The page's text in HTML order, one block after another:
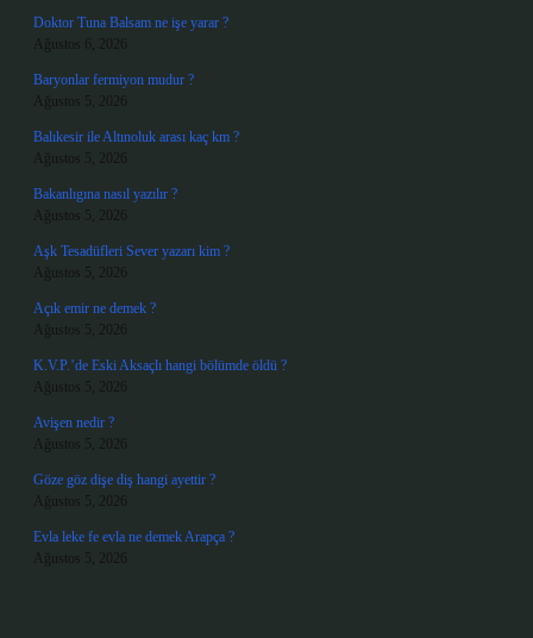
Doktor Tuna Balsam ne işe yarar ?
Ağustos 6, 2026
Baryonlar fermiyon mudur ?
Ağustos 5, 2026
Balıkesir ile Altınoluk arası kaç km ?
Ağustos 5, 2026
Bakanlıgına nasıl yazılır ?
Ağustos 5, 2026
Aşk Tesadüfleri Sever yazarı kim ?
Ağustos 5, 2026
Açık emir ne demek ?
Ağustos 5, 2026
K.V.P.’de Eski Aksaçlı hangi bölümde öldü ?
Ağustos 5, 2026
Avişen nedir ?
Ağustos 5, 2026
Göze göz dişe diş hangi ayettir ?
Ağustos 5, 2026
Evla leke fe evla ne demek Arapça ?
Ağustos 5, 2026